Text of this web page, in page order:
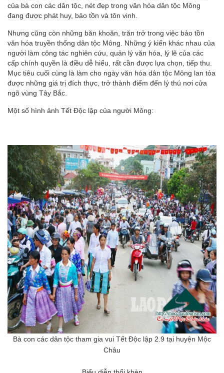
của bà con các dân tộc, nét đẹp trong văn hóa dân tộc Mông
đang được phát huy, bảo tồn và tôn vinh.
Nhưng cũng còn những băn khoăn, trăn trở trong việc bảo tồn
văn hóa truyền thống dân tộc Mông. Những ý kiến khác nhau của
người làm công tác nghiên cứu, quản lý văn hóa, lý lẽ của các
cấp chính quyền là điều dễ hiểu, rất cần được lựa chọn, tiếp thu.
Mục tiêu cuối cùng là làm cho ngày văn hóa dân tộc Mông lan tỏa
được những giá trị đích thực, trở thành điểm đến lý thú nơi cửa
ngõ vùng Tây Bắc.
Một số hình ảnh Tết Độc lập của người Mông:
Bà con các dân tộc tham gia vui Tết Độc lập 2.9 tại huyện Mộc
Châu